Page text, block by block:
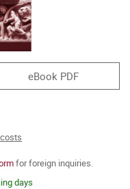
eBook PDF
for foreign inquiries.
days